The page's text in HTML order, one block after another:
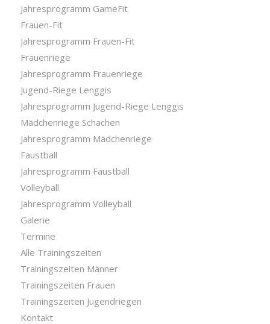
Jahresprogramm GameFit
Frauen-Fit
Jahresprogramm Frauen-Fit
Frauenriege
Jahresprogramm Frauenriege
Jugend-Riege Lenggis
Jahresprogramm Jugend-Riege Lenggis
Mädchenriege Schachen
Jahresprogramm Mädchenriege
Faustball
Jahresprogramm Faustball
Volleyball
Jahresprogramm Volleyball
Galerie
Termine
Alle Trainingszeiten
Trainingszeiten Männer
Trainingszeiten Frauen
Trainingszeiten Jugendriegen
Kontakt